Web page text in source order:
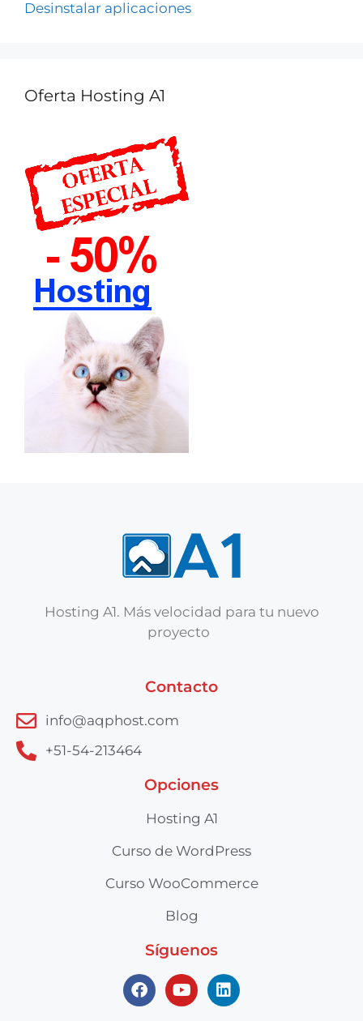
Desinstalar aplicaciones
Oferta Hosting A1
Hosting A1. Más velocidad para tu nuevo
proyecto
Contacto
info@aqphost.com
+51-54-213464
Opciones
Hosting A1
Curso de WordPress
Curso WooCommerce
Blog
Síguenos